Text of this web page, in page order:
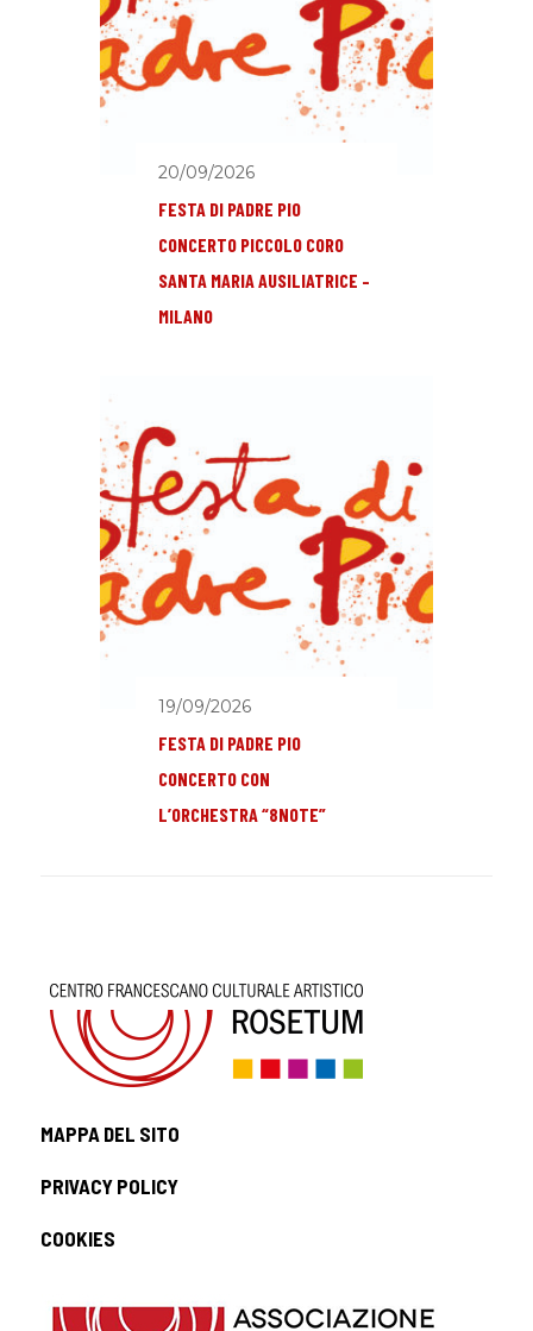
20/09/2026
FESTA DI PADRE PIO
CONCERTO PICCOLO CORO
SANTA MARIA AUSILIATRICE –
MILANO
19/09/2026
FESTA DI PADRE PIO
CONCERTO CON
L’ORCHESTRA “8NOTE”
MAPPA DEL SITO
PRIVACY POLICY
COOKIES